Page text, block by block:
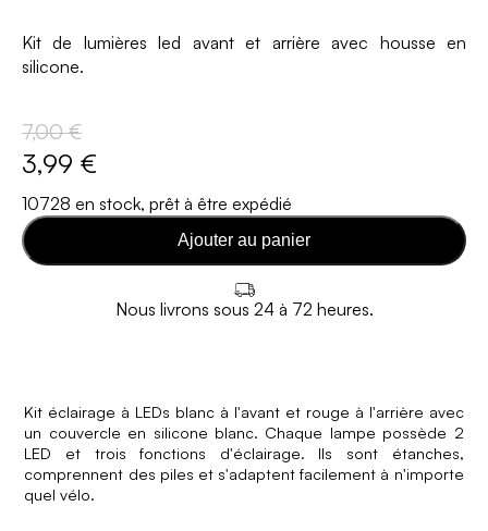
Kit de lumières led avant et arrière avec housse en
silicone.
7,00 €
3,99 €
10728 en stock, prêt à être expédié
Ajouter au panier
Nous livrons sous 24 à 72 heures.
Kit éclairage à LEDs blanc à l'avant et rouge à l'arrière avec
un couvercle en silicone blanc. Chaque lampe possède 2
LED et trois fonctions d'éclairage. Ils sont étanches,
comprennent des piles et s'adaptent facilement à n'importe
quel vélo.